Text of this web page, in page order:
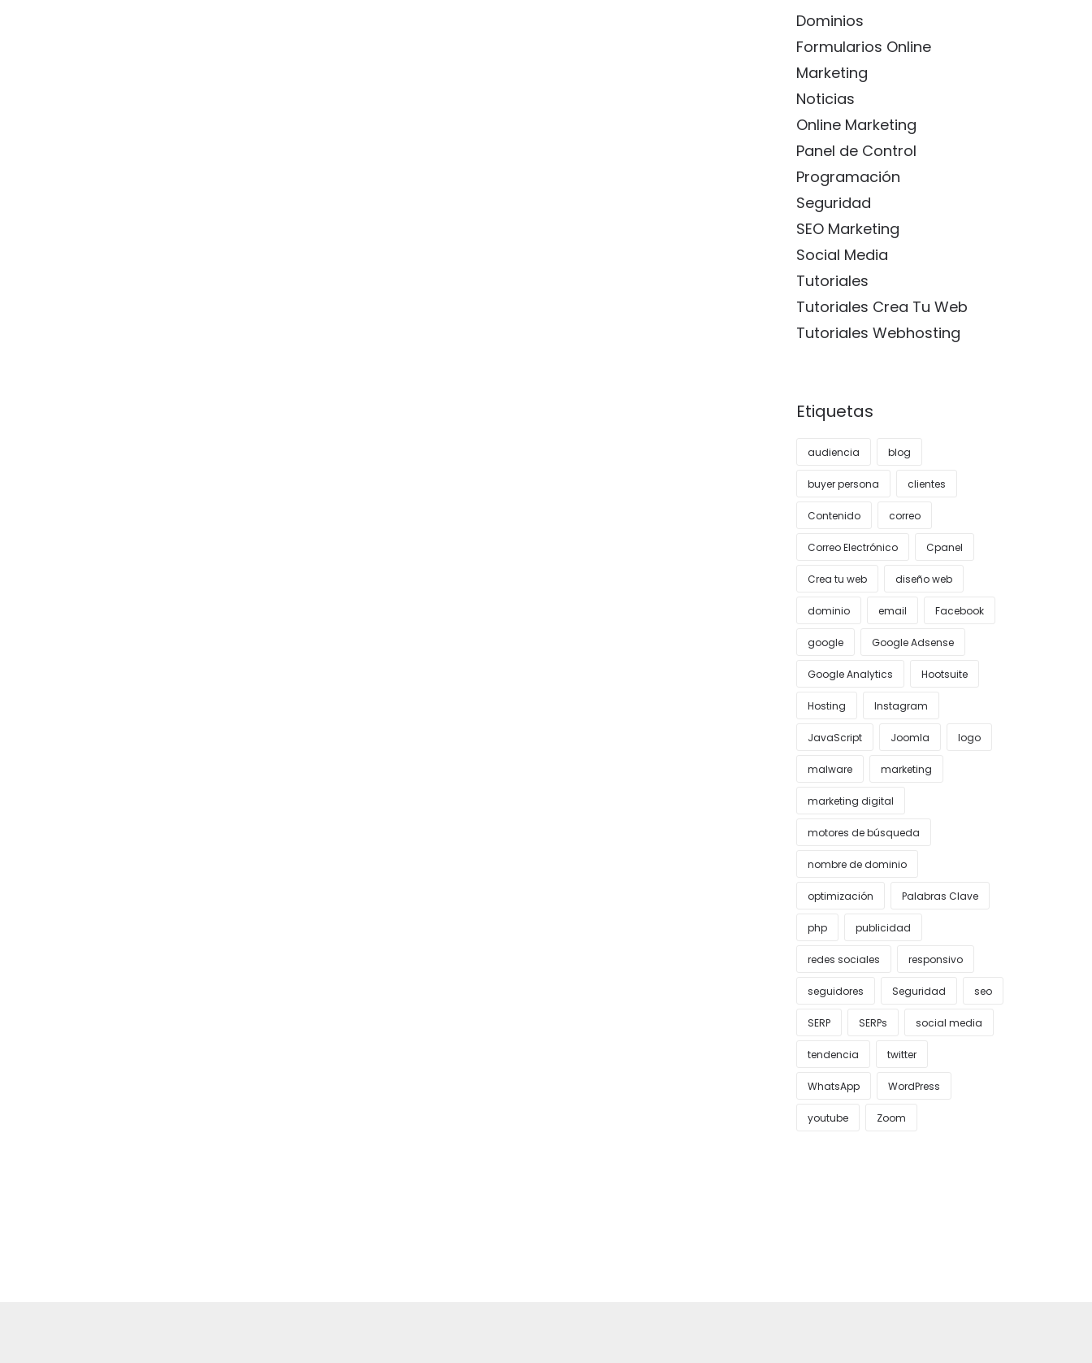
Dominios
Formularios Online
Marketing
Noticias
Online Marketing
Panel de Control
Programación
Seguridad
SEO Marketing
Social Media
Tutoriales
Tutoriales Crea Tu Web
Tutoriales Webhosting
Etiquetas
audiencia blog
buyer persona clientes
Contenido correo
Correo Electrónico Cpanel
Crea tu web diseño web
dominio email Facebook
google Google Adsense
Google Analytics Hootsuite
Hosting Instagram
JavaScript Joomla logo
malware marketing
marketing digital
motores de búsqueda
nombre de dominio
optimización Palabras Clave
php publicidad
redes sociales responsivo
seguidores Seguridad seo
SERP SERPs social media
tendencia twitter
WhatsApp WordPress
youtube Zoom